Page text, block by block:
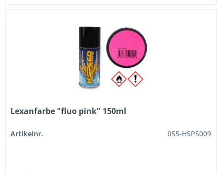
Lexanfarbe "fluo pink" 150ml
Artikelnr. 055-HSPS009